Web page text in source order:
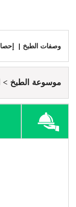
وصفات الطبخ
موسوعة الطبخ